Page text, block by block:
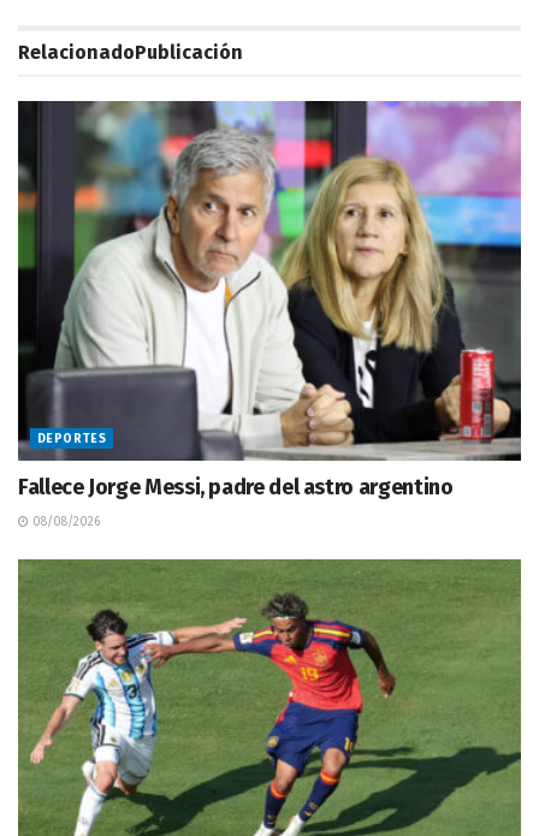
RelacionadoPublicación
DEPORTES
Fallece Jorge Messi, padre del astro argentino
08/08/2026